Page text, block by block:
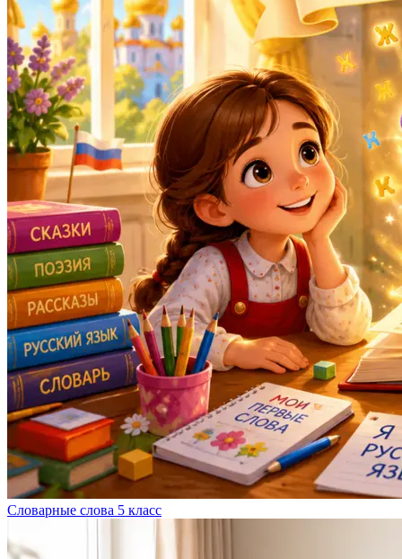
Словарные слова 5 класс